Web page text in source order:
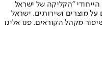
"הקליקה של ישראל
מוצרים ושירותים. ישראל
מקהל הקוראים. פנו אלינו